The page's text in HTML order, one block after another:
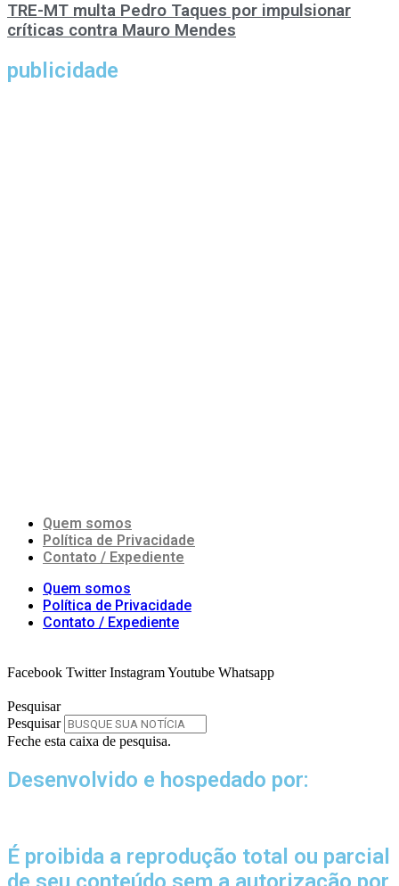
TRE-MT multa Pedro Taques por impulsionar
críticas contra Mauro Mendes
publicidade
Quem somos
Política de Privacidade
Contato / Expediente
Quem somos
Política de Privacidade
Contato / Expediente
Facebook Twitter InstagramYoutube Whatsapp
Pesquisar
Pesquisar
Feche esta caixa de pesquisa.
Desenvolvido e hospedado por:
É proibida a reprodução total ou parcial